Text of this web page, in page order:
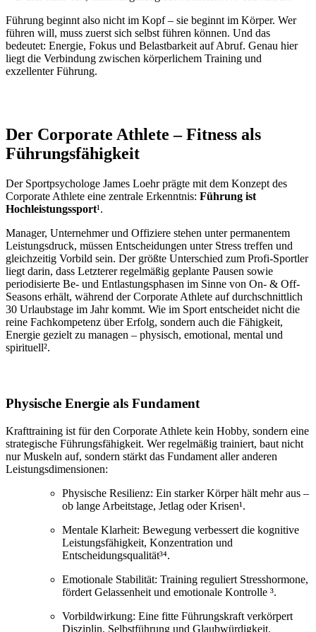
Führung beginnt also nicht im Kopf – sie beginnt im Körper. Wer
führen will, muss zuerst sich selbst führen können. Und das
bedeutet: Energie, Fokus und Belastbarkeit auf Abruf. Genau hier
liegt die Verbindung zwischen körperlichem Training und
exzellenter Führung.
Der Corporate Athlete – Fitness als
Führungsfähigkeit
Der Sportpsychologe James Loehr prägte mit dem Konzept des
Corporate Athlete eine zentrale Erkenntnis: Führung ist
Hochleistungssport¹.
Manager, Unternehmer und Offiziere stehen unter permanentem
Leistungsdruck, müssen Entscheidungen unter Stress treffen und
gleichzeitig Vorbild sein. Der größte Unterschied zum Profi-Sportler
liegt darin, dass Letzterer regelmäßig geplante Pausen sowie
periodisierte Be- und Entlastungsphasen im Sinne von On- & Off-
Seasons erhält, während der Corporate Athlete auf durchschnittlich
30 Urlaubstage im Jahr kommt. Wie im Sport entscheidet nicht die
reine Fachkompetenz über Erfolg, sondern auch die Fähigkeit,
Energie gezielt zu managen – physisch, emotional, mental und
spirituell².
Physische Energie als Fundament
Krafttraining ist für den Corporate Athlete kein Hobby, sondern eine
strategische Führungsfähigkeit. Wer regelmäßig trainiert, baut nicht
nur Muskeln auf, sondern stärkt das Fundament aller anderen
Leistungsdimensionen:
Physische Resilienz: Ein starker Körper hält mehr aus –
ob lange Arbeitstage, Jetlag oder Krisen¹.
Mentale Klarheit: Bewegung verbessert die kognitive
Leistungsfähigkeit, Konzentration und
Entscheidungsqualität³⁴.
Emotionale Stabilität: Training reguliert Stresshormone,
fördert Gelassenheit und emotionale Kontrolle ³.
Vorbildwirkung: Eine fitte Führungskraft verkörpert
Disziplin, Selbstführung und Glaubwürdigkeit.